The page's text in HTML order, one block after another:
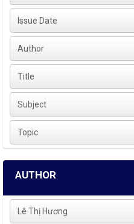
Issue Date
Author
Title
Subject
Topic
AUTHOR
Lê Thị Hương